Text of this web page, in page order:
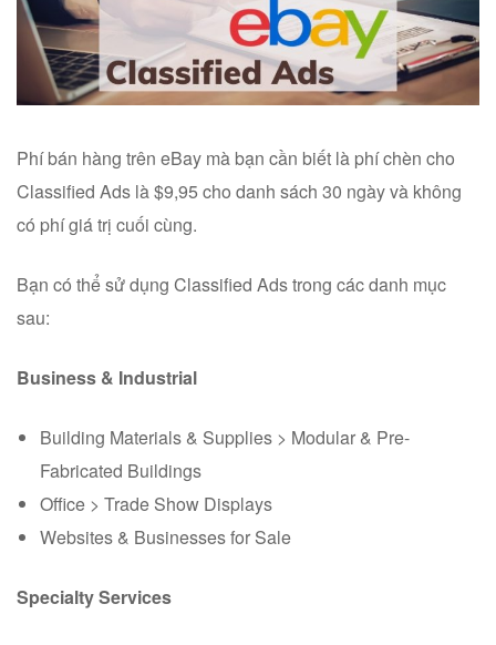
Phí bán hàng trên eBay mà bạn cần biết là phí chèn cho
Classified Ads là $9,95 cho danh sách 30 ngày và không
có phí giá trị cuối cùng.
Bạn có thể sử dụng Classified Ads trong các danh mục
sau:
Business & Industrial
Building Materials & Supplies > Modular & Pre-
Fabricated Buildings
Office > Trade Show Displays
Websites & Businesses for Sale
Specialty Services